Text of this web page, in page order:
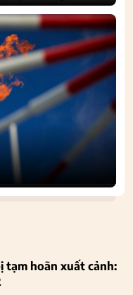
tạm hoãn xuất cảnh: